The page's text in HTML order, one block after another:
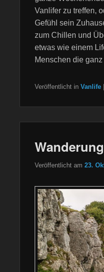
Vanlifer zu treffen,
Gefühl sein
zum Chillen und
etwas wie einem
Menschen die
Veröffentlicht in Vanlife
Veröffentlicht am 23.